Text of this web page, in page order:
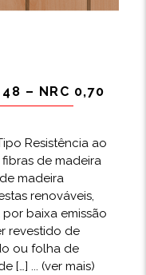
48 – NRC 0,70
Resistência ao
fibras de madeira
madeira
renováveis,
baixa emissão
revestido de
ou folha de
[…] ... (ver mais)